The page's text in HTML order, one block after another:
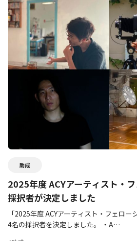
助成
2025年度 ACYアーティスト・
採択者が決定しました
「2025年度 ACYアーティスト・フェロー
4名の採択者を決定しました。 ・A…